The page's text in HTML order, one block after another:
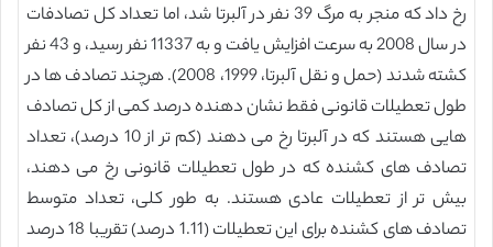
رخ داد که منجر به مرگ 39 نفر در آلبرتا شد، اما تعداد کل تصادفات
در سال 2008 به سرعت افزایش یافت و به 11337 نفر رسید، و 43 نفر
کشته شدند (حمل و نقل آلبرتا، 1999، 2008). هرچند تصادف ها در
طول تعطیلات قانونی فقط نشان دهنده درصد کمی از کل تصادف
هایی هستند که در آلبرتا رخ می دهند (کم تر از 10 درصد)، تعداد
تصادف های کشنده که در طول تعطیلات قانونی رخ می دهند،
بیش تر از تعطیلات عادی هستند. به طور کلی، تعداد متوسط
تصادف های کشنده برای این تعطیلات (1.11 درصد) تقریبا 18 درصد